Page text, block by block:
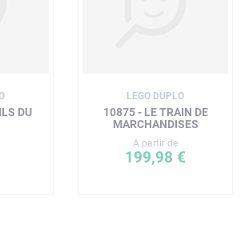
DU
LEGO DUPLO
10875 - LE TRAIN DE
MARCHANDISES
A partir de
199,98 €